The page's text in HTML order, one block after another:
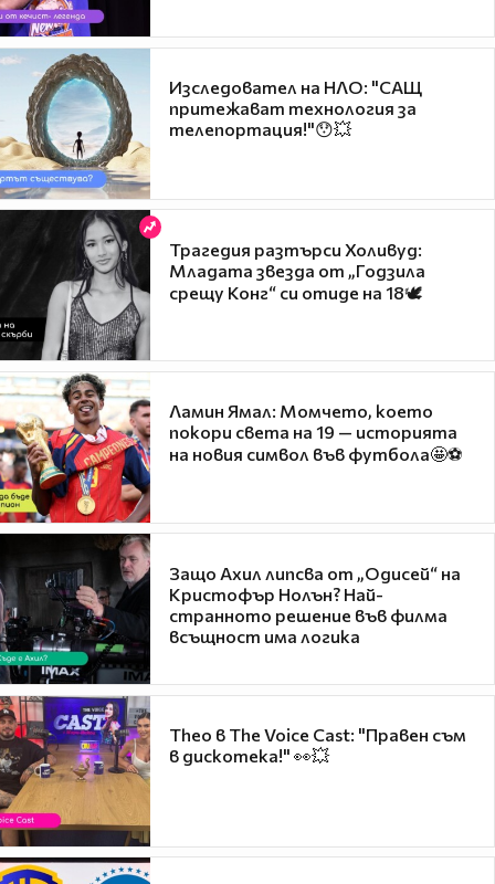
Изследовател на НЛО: "САЩ
притежават технология за
телепортация!"😯💥
Трагедия разтърси Холивуд:
Младата звезда от „Годзила
срещу Конг“ си отиде на 18🕊️
Ламин Ямал: Момчето, което
покори света на 19 — историята
на новия символ във футбола🤩⚽
Защо Ахил липсва от „Одисей“ на
Кристофър Нолън? Най-
странното решение във филма
всъщност има логика
Theo в The Voice Cast: "Правен съм
в дискотека!" 👀💥